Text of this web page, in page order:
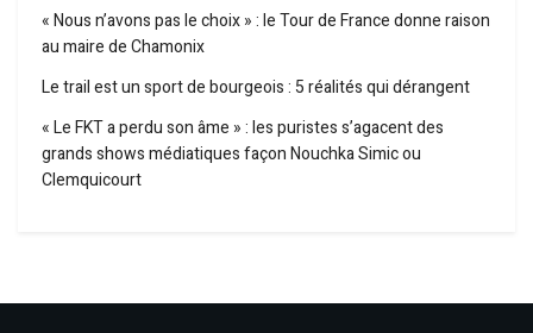
« Nous n’avons pas le choix » : le Tour de France donne raison
au maire de Chamonix
Le trail est un sport de bourgeois : 5 réalités qui dérangent
« Le FKT a perdu son âme » : les puristes s’agacent des
grands shows médiatiques façon Nouchka Simic ou
Clemquicourt